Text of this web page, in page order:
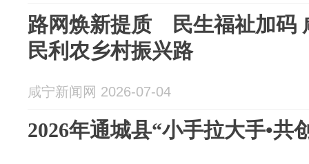
路网焕新提质 民生福祉加码
民利农乡村振兴路
咸宁新闻网 2026-07-04
2026年通城县“小手拉大手•共